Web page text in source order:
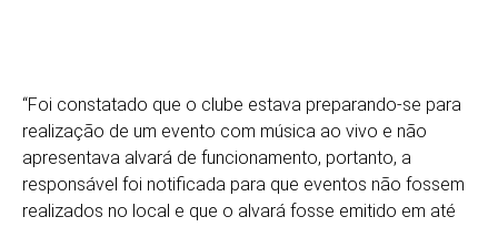
“Foi constatado que o clube estava preparando-se para
realização de um evento com música ao vivo e não
apresentava alvará de funcionamento, portanto, a
responsável foi notificada para que eventos não fossem
realizados no local e que o alvará fosse emitido em até